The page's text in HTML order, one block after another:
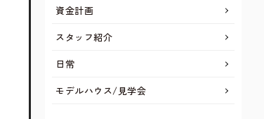
資金計画
スタッフ紹介
日常
モデルハウス/見学会